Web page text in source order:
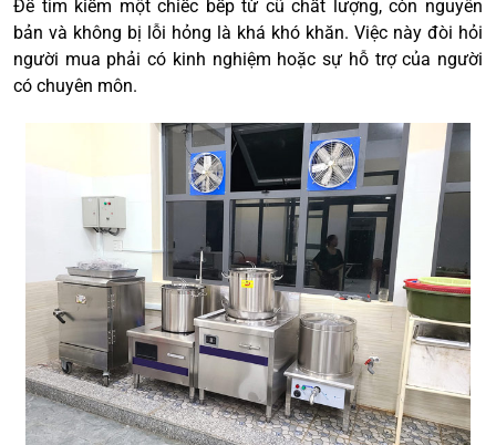
Để tìm kiếm một chiếc bếp từ cũ chất lượng, còn nguyên
bản và không bị lỗi hỏng là khá khó khăn. Việc này đòi hỏi
người mua phải có kinh nghiệm hoặc sự hỗ trợ của người
có chuyên môn.